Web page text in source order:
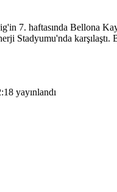
7. haftasında Bellona
Stadyumu'nda karşılaştı.
yayınlandı